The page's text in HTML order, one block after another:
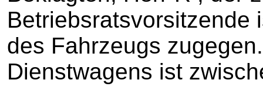
Betriebsratsvorsitzende
des Fahrzeugs
Dienstwagens ist